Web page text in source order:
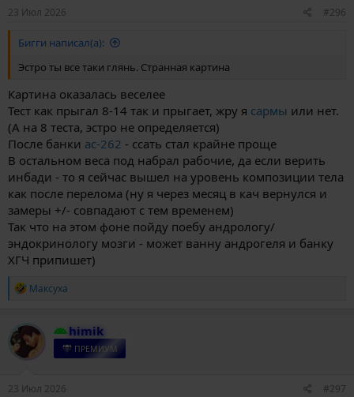
23 Июл 2026 #296
Бигги написал(а):
Эстро ты все таки глянь. Странная картина
Картина оказалась веселее
Тест как прыгал 8-14 так и прыгает, жру я сармы или нет.
(А на 8 теста, эстро не определяется)
После банки ac-262 - ссать стал крайне проще
В остальном веса под набрал рабочие, да если верить
инбади - то я сейчас вышел на уровень композиции тела
как после перелома (ну я через месяц в кач вернулся и
замеры +/- совпадают с тем временем)
Так что на этом фоне пойду поебу андрологу/
эндокринологу мозги - может ванну андрогеля и банку
ХГЧ припишет)
Р
к
ц
и
и
Максуха
himik
ПРЕМИУМ
23 Июл 2026 #297